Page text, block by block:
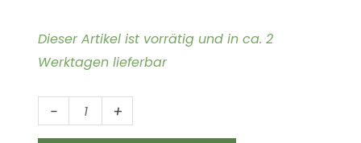
Dieser Artikel ist vorrätig und in ca. 2
Werktagen lieferbar
-
Glasbecher
Mug
+